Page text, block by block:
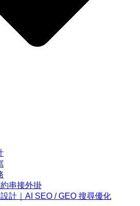
串接外掛
計｜AI SEO / GEO 搜尋優化